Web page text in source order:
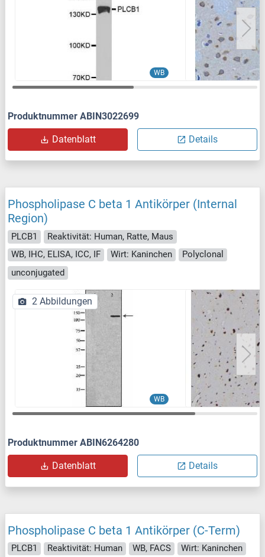
WB
Produktnummer ABIN3022699
Datenblatt Details
Phospholipase C beta 1 Antikörper (Internal
Region)
PLCB1
Reaktivität: Human, Ratte, Maus
WB, IHC, ELISA, ICC, IF
Wirt: Kaninchen
Polyclonal
unconjugated
WB
2 Abbildungen
Produktnummer ABIN6264280
Datenblatt Details
Phospholipase C beta 1 Antikörper (C-Term)
PLCB1 Reaktivität: Human WB, FACS
Wirt: Kaninchen